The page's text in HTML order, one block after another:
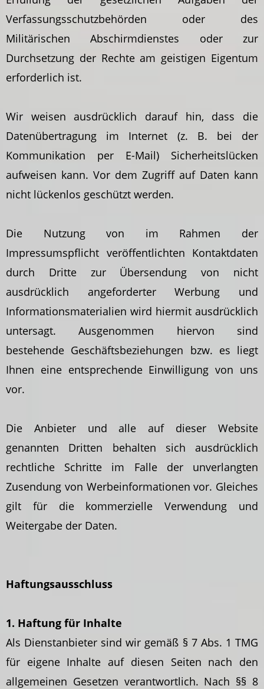
Verfassungsschutzbehörden oder des
Militärischen Abschirmdienstes oder zur
Durchsetzung der Rechte am geistigen Eigentum
erforderlich ist.
Wir weisen ausdrücklich darauf hin, dass die
Datenübertragung im Internet (z. B. bei der
Kommunikation per E-Mail) Sicherheitslücken
aufweisen kann. Vor dem Zugriff auf Daten kann
nicht lückenlos geschützt werden.
Die Nutzung von im Rahmen der
Impressumspflicht veröffentlichten Kontaktdaten
durch Dritte zur Übersendung von nicht
ausdrücklich angeforderter Werbung und
Informationsmaterialien wird hiermit ausdrücklich
untersagt. Ausgenommen hiervon sind
bestehende Geschäftsbeziehungen bzw. es liegt
Ihnen eine entsprechende Einwilligung von uns
vor.
Die Anbieter und alle auf dieser Website
genannten Dritten behalten sich ausdrücklich
rechtliche Schritte im Falle der unverlangten
Zusendung von Werbeinformationen vor. Gleiches
gilt für die kommerzielle Verwendung und
Weitergabe der Daten.
Haftungsausschluss
1. Haftung für Inhalte
Als Dienstanbieter sind wir gemäß § 7 Abs. 1 TMG
für eigene Inhalte auf diesen Seiten nach den
allgemeinen Gesetzen verantwortlich. Nach §§ 8